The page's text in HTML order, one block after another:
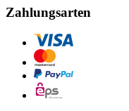
Zahlungsarten